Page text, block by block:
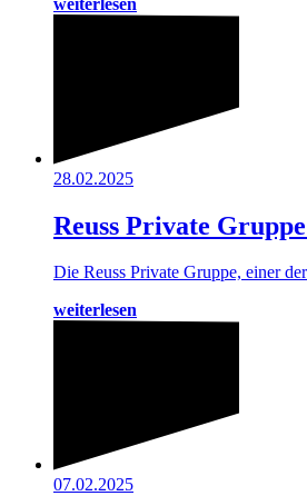
28.02.2025
Reuss Private
Die Reuss Private Gruppe, einer
weiterlesen
07.02.2025